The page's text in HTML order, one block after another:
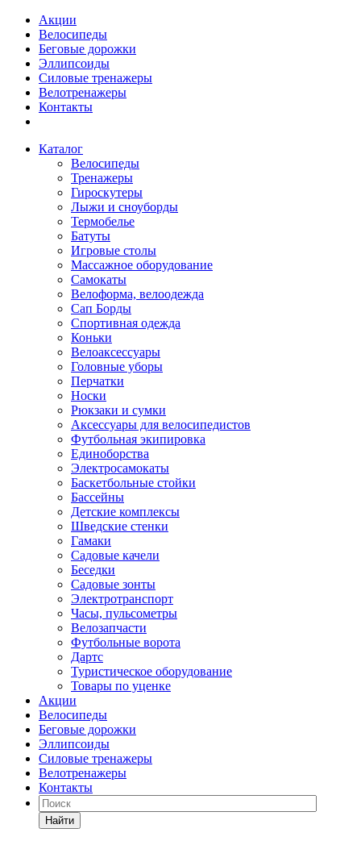
Акции
Велосипеды
Беговые дорожки
Эллипсоиды
Силовые тренажеры
Велотренажеры
Контакты
Каталог
Велосипеды
Тренажеры
Гироскутеры
Лыжи и сноуборды
Термобелье
Батуты
Игровые столы
Массажное оборудование
Самокаты
Велоформа, велоодежда
Сап Борды
Спортивная одежда
Коньки
Велоаксессуары
Головные уборы
Перчатки
Носки
Рюкзаки и сумки
Аксессуары для велосипедистов
Футбольная экипировка
Единоборства
Электросамокаты
Баскетбольные стойки
Бассейны
Детские комплексы
Шведские стенки
Гамаки
Садовые качели
Беседки
Садовые зонты
Электротранспорт
Часы, пульсометры
Велозапчасти
Футбольные ворота
Дартс
Туристическое оборудование
Товары по уценке
Акции
Велосипеды
Беговые дорожки
Эллипсоиды
Силовые тренажеры
Велотренажеры
Контакты
Найти